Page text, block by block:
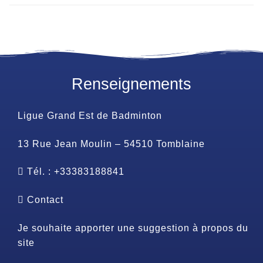
Renseignements
Ligue Grand Est de Badminton
13 Rue Jean Moulin – 54510 Tomblaine
Tél. : +33383188841
Contact
Je souhaite apporter une suggestion à propos du
site